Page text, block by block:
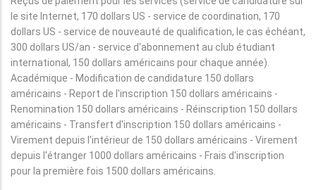
le site Internet, 170 dollars US - service de coordination, 170
dollars US - service de nouveauté de qualification, le cas échéant,
300 dollars US/an - service d'abonnement au club étudiant
international, 150 dollars américains pour chaque année).
Académique - Modification de candidature 150 dollars
américains - Report de l'inscription 150 dollars américains -
Renomination 150 dollars américains - Réinscription 150 dollars
américains - Transfert d'inscription 150 dollars américains -
Virement depuis l'intérieur de 150 dollars américains - Virement
depuis l'étranger 1000 dollars américains - Frais d'inscription
pour la première fois 1500 dollars américains.